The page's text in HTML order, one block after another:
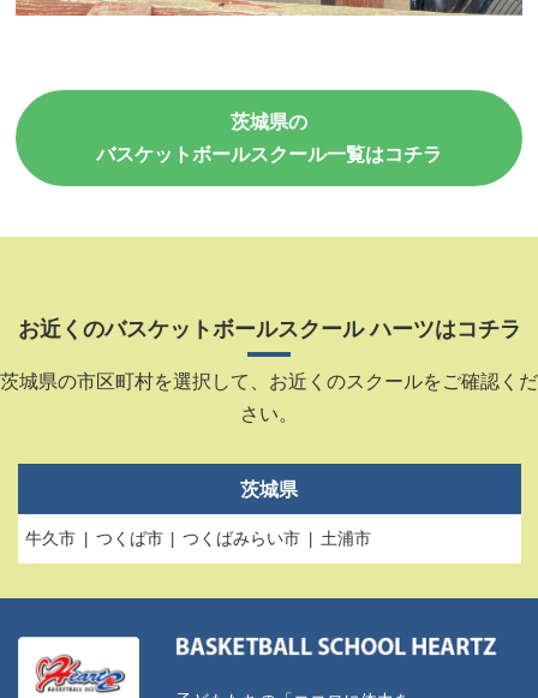
茨城県の
バスケットボールスクール一覧はコチラ
お近くのバスケットボールスクール ハーツはコチラ
茨城県の市区町村を選択して、お近くのスクールをご確認くだ
さい。
茨城県
牛久市 つくば市 つくばみらい市 土浦市